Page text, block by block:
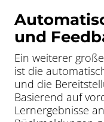
und
Ein weiterer
ist die
und die
Basierend auf
Lernergebnisse